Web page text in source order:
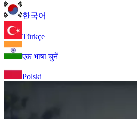
한국어
Türkçe
एक भाषा चुनें
Polski